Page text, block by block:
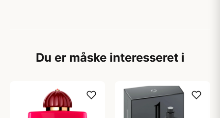
Du er måske interesseret i